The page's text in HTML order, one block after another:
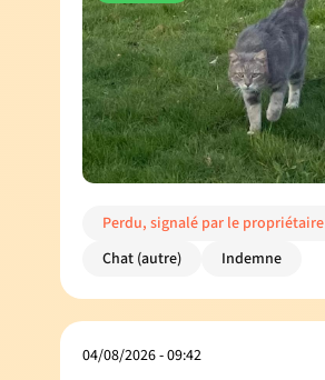
Perdu, signalé par le propriétaire
Chat (autre)
Indemne
04/08/2026 - 09:42